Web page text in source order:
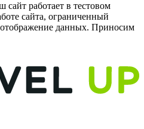
сайт работает в тестовом
сайта, ограниченный
данных. Приносим